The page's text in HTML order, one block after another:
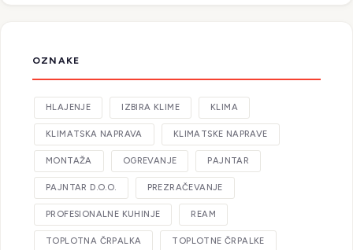
OZNAKE
HLAJENJE IZBIRA KLIME KLIMA
KLIMATSKA NAPRAVA KLIMATSKE NAPRAVE
MONTAŽA OGREVANJE PAJNTAR
PAJNTAR D.O.O. PREZRAČEVANJE
PROFESIONALNE KUHINJE REAM
TOPLOTNA ČRPALKA TOPLOTNE ČRPALKE